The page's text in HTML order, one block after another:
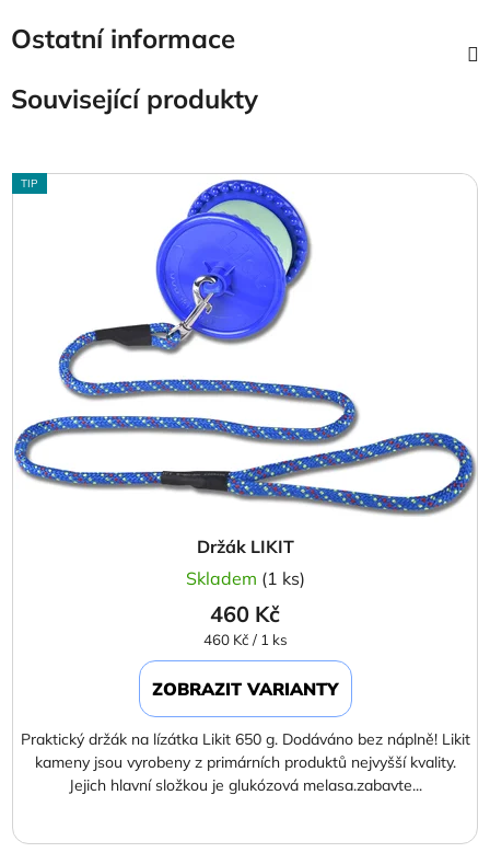
Ostatní informace
Související produkty
TIP
Držák LIKIT
Skladem (1 ks)
460 Kč
Měrná
cena:
460 Kč / 1 ks
ZOBRAZIT VARIANTY
Praktický držák na lízátka Likit 650 g. Dodáváno bez náplně! Likit
kameny jsou vyrobeny z primárních produktů nejvyšší kvality.
Jejich hlavní složkou je glukózová melasa.zabavte...